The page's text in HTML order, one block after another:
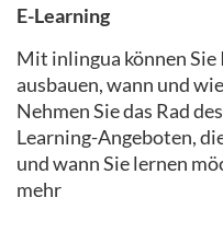
E-Learning
Mit inlingua können
ausbauen, wann und
Nehmen Sie das Rad
Learning-Angeboten,
und wann Sie lernen
mehr